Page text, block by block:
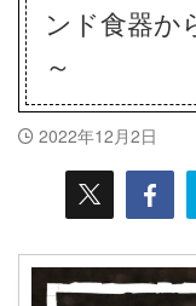
ンド食器か
～
2022年12月2日